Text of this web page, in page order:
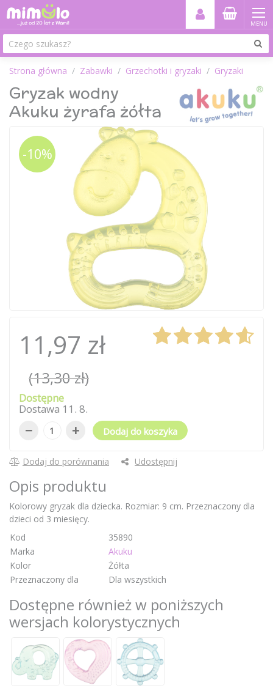
MENU
Strona główna Zabawki Grzechotki i gryzaki Gryzaki
Gryzak wodny
Akuku żyrafa żółta
-10%
11,97 zł
(13,30 zł)
Dostępne
Dostawa 11 . 8.
− + Dodaj do koszyka
Dodaj do porównania Udostępnij
Opis produktu
Kolorowy gryzak dla dziecka. Rozmiar: 9 cm. Przeznaczony dla
dzieci od 3 miesięcy.
Kod
35890
Marka
Akuku
Kolor
Żółta
Przeznaczony dla
Dla wszystkich
Dostępne również w poniższych
wersjach kolorystycznych